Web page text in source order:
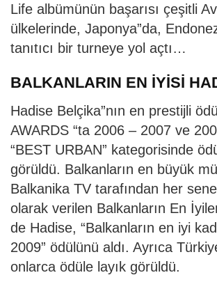
Life albümünün başarısı çeşitli
ülkelerinde, Japonya”da,
tanıtıcı bir turneye yol açtı…
BALKANLARIN EN İYİSİ
Hadise Belçika”nın en prestijli
AWARDS “ta 2006 – 2007 ve
“BEST URBAN” kategorisinde
görüldü. Balkanların en büyük
Balkanika TV tarafından her
olarak verilen Balkanların En
de Hadise, “Balkanların en iyi
2009” ödülünü aldı. Ayrıca
onlarca ödüle layık görüldü.